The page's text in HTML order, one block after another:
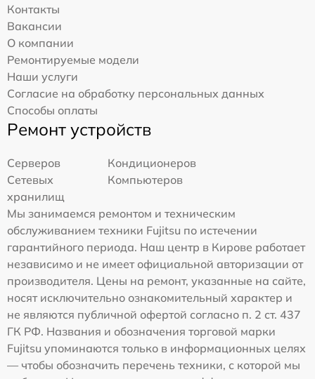
Контакты
Вакансии
О компании
Ремонтируемые модели
Наши услуги
Согласие на обработку персональных данных
Способы оплаты
Ремонт устройств
Серверов
Кондиционеров
Сетевых
хранилищ
Компьютеров
Мы занимаемся ремонтом и техническим
обслуживанием техники Fujitsu по истечении
гарантийного периода. Наш центр в Кирове работает
независимо и не имеет официальной авторизации от
производителя. Цены на ремонт, указанные на сайте,
носят исключительно ознакомительный характер и
не являются публичной офертой согласно п. 2 ст. 437
ГК РФ. Названия и обозначения торговой марки
Fujitsu упоминаются только в информационных целях
— чтобы обозначить перечень техники, с которой мы